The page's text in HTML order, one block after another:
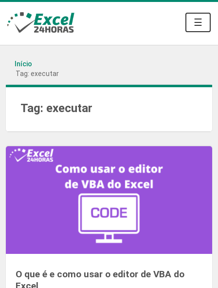
☰
Início
Tag: executar
Tag: executar
O que é e como usar o editor de VBA do